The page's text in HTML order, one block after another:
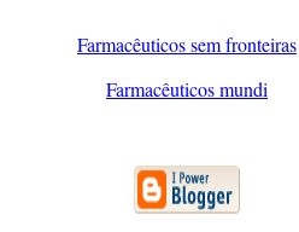
Farmacêuticos sem fronteiras
Farmacêuticos mundi